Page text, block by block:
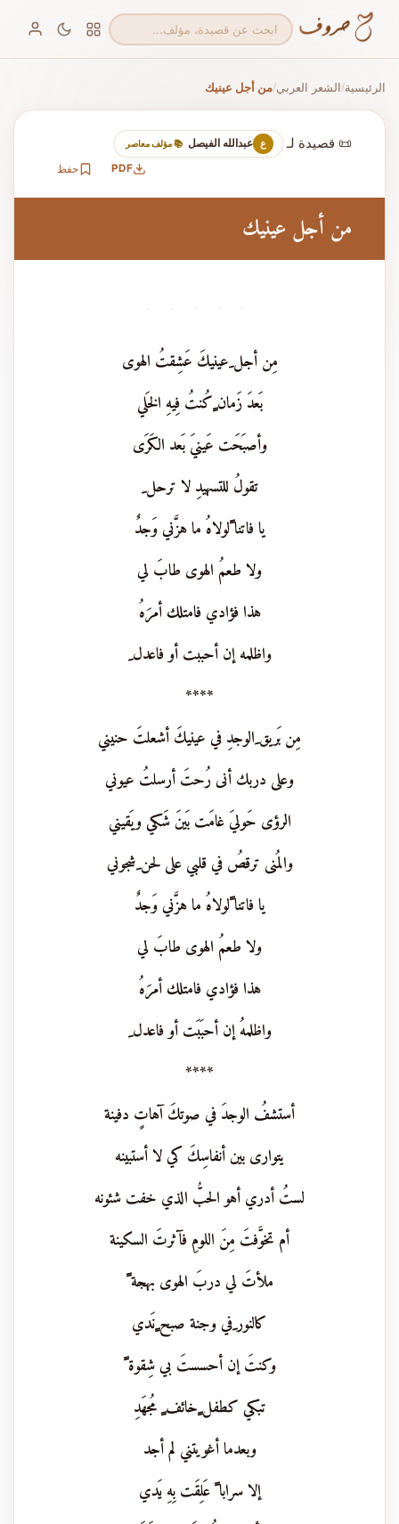
الرئيسية/الشعر العربي/من أجل عينيك
📜 قصيدة لـ ع عبدالله الفيصل 📚 مؤلف معاصر
PDF حفظ
من أجل عينيك
· · · · ·
مِن أجل ِعينيكَ عَشِقتُ الهوى
بَعدَ زَمان ٍكُنتُ فِيهِ الخَلي
وأصبَحَت عَينيَ بَعد الكَرَى
تقولُ للتسهيدِ لا ترحل ِ
يا فاتنا ًلولاهُ ما هزَّني وَجدٌ
ولا طعمُ الهوى طابَ لي
هذا فؤادي فامتلك أمرَهُ
واظلمه إن أحببت أو فاعدل ِ
****
مِن بَريق ِالوجدِ في عينيكَ أشعلتَ حنيني
وعلى دربك أنى رُحتَ أرسلتُ عيوني
الرؤى حَوليَ غامَت بَينَ شَكي ويَقيني
والمُنى ترقصُ في قلبي على لحن ِشجوني
يا فاتنا ًلولاهُ ما هزَّني وَجدٌ
ولا طعمُ الهوى طابَ لي
هذا فؤادي فامتلك أمرَهُ
واظلمهُ إن أحبَبَت أو فاعدل ِ
****
أستشفُ الوجدَ في صوتكَ آهاتٍ دفينة
يتوارى بين أنفاسِكَ كي لا أستبينه
لستُ أدري أهو الحبُّ الذي خفت شئونه
أم تخوَّفتَ مِنَ اللومِ فآثرتَ السكينة
ملأتَ لي دربَ الهوى بهجة ً
كالنور ِفي وجنة صبح ٍنَدي
وكنتَ إن أحسستَ بي شِقوة ً
تبكي كطفل ٍخائف ٍ مُجهَدِ
وبعدما أغويتني لم أجد
إلا سرابا ً عَلِقَت بِهِ يَدي